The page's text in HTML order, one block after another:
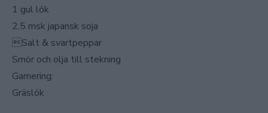
1 gul lök
2,5 msk japansk soja
Salt & svartpeppar
Smör och olja till stekning
Garnering:
Gräslök